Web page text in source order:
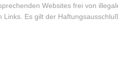
Websites frei von
Es gilt der